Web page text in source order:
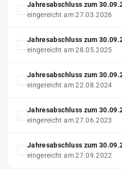
Jahresabschluss zum
eingereicht am 27.03.2026
Jahresabschluss zum
eingereicht am 28.05.2025
Jahresabschluss zum
eingereicht am 22.08.2024
Jahresabschluss zum
eingereicht am 27.06.2023
Jahresabschluss zum
eingereicht am 27.09.2022